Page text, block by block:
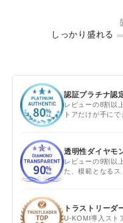
しっかり盛れる
認証プラチナ認
レビューの8割以
トアだけが手にで
透明性ダイヤモ
レビューの9割以
た、模範となるス
トラストリーダ
U-KOMI導入スト